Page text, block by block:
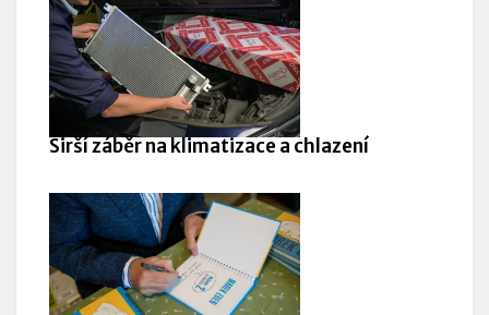
Širší záběr na klimatizace a chlazení